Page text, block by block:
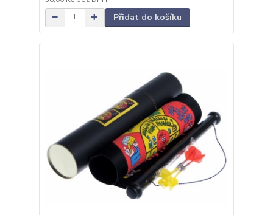
Přidat do košíku